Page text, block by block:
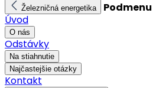
Železničná energetika
Podmenu
Úvod
O nás
Odstávky
Na stiahnutie
Najčastejšie otázky
Kontakt